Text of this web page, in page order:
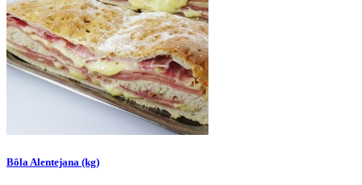
Bôla Alentejana (kg)